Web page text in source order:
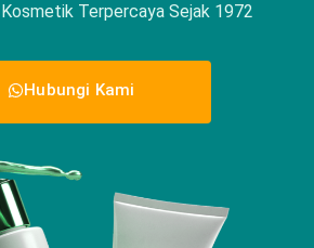
Terpercaya Sejak 1972
Hubungi Kami